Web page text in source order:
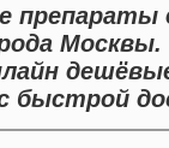
быстрой